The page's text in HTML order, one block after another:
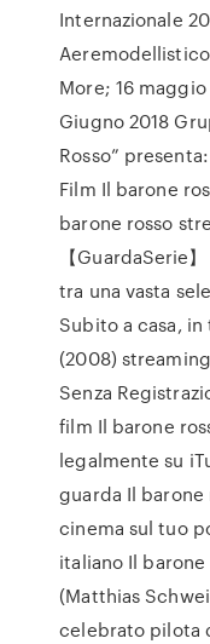
Internazionale
Aeremodellistico
More; 16
Giugno 2018
Rosso”
Film Il barone
barone rosso
【GuardaSerie
tra una vasta
Subito a casa,
(2008)
Senza
film Il barone
legalmente su
guarda Il
cinema sul tuo
italiano Il
(Matthias
celebrato pilota